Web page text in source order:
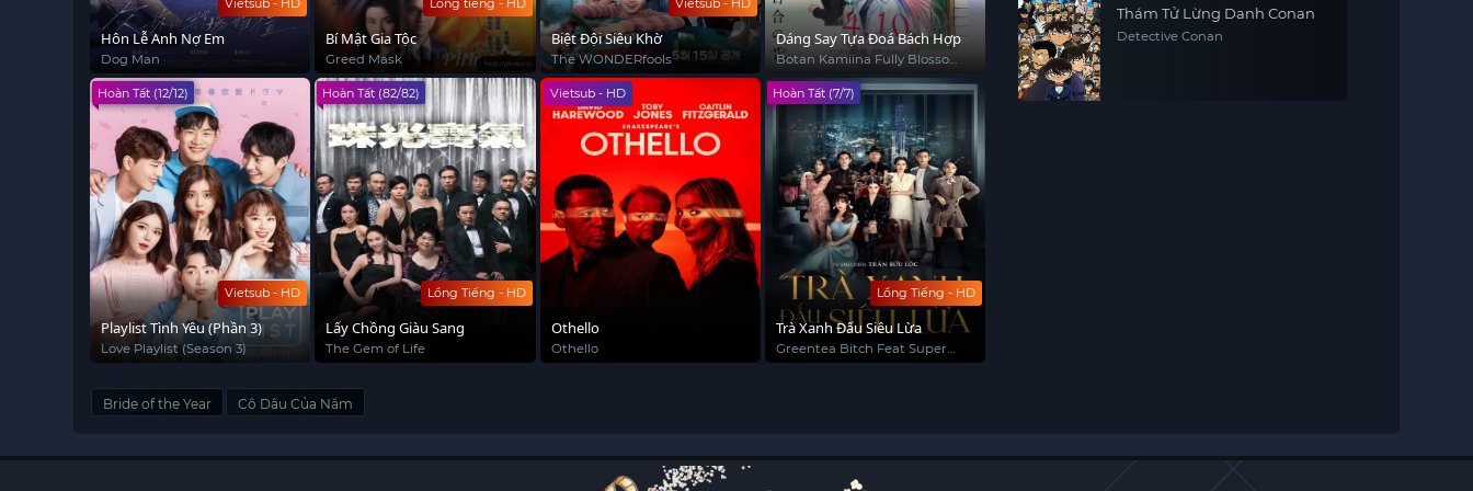
Vietsub - HD
Hôn Lễ Anh Nợ Em
Dog Man
Lồng tiếng - HD
Bí Mật Gia Tộc
Greed Mask
Vietsub - HD
Biệt Đội Siêu Khờ
The WONDERfools
Dáng Say Tựa Đoá Bách Hợp
Botan Kamiina Fully Blossoms
When Drunk
Vietsub - HD
Hoàn Tất (12/12)
Playlist Tình Yêu (Phần 3)
Love Playlist (Season 3)
Lồng Tiếng - HD
Hoàn Tất (82/82)
Lấy Chồng Giàu Sang
The Gem of Life
Vietsub - HD
Othello
Othello
Lồng Tiếng - HD
Hoàn Tất (7/7)
Trà Xanh Đấu Siêu Lừa
Greentea Bitch Feat Super
Bride of the Year Cô Dâu Của Năm
Thám Tử Lừng Danh Conan
Detective Conan